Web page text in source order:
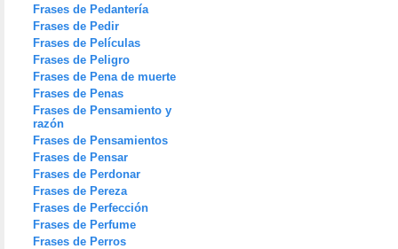
Frases de Pedantería
Frases de Pedir
Frases de Películas
Frases de Peligro
Frases de Pena de muerte
Frases de Penas
Frases de Pensamiento y
razón
Frases de Pensamientos
Frases de Pensar
Frases de Perdonar
Frases de Pereza
Frases de Perfección
Frases de Perfume
Frases de Perros